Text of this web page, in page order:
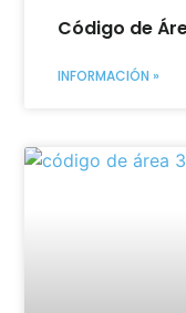
Código de
INFORMACIÓN »